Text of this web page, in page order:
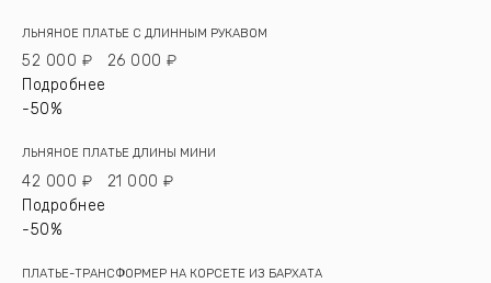
ЛЬНЯНОЕ ПЛАТЬЕ С ДЛИННЫМ РУКАВОМ
52 000 ₽
26 000 ₽
Подробнее
-50%
ЛЬНЯНОЕ ПЛАТЬЕ ДЛИНЫ МИНИ
42 000 ₽
21 000 ₽
Подробнее
-50%
ПЛАТЬЕ-ТРАНСФОРМЕР НА КОРСЕТЕ ИЗ БАРХАТА